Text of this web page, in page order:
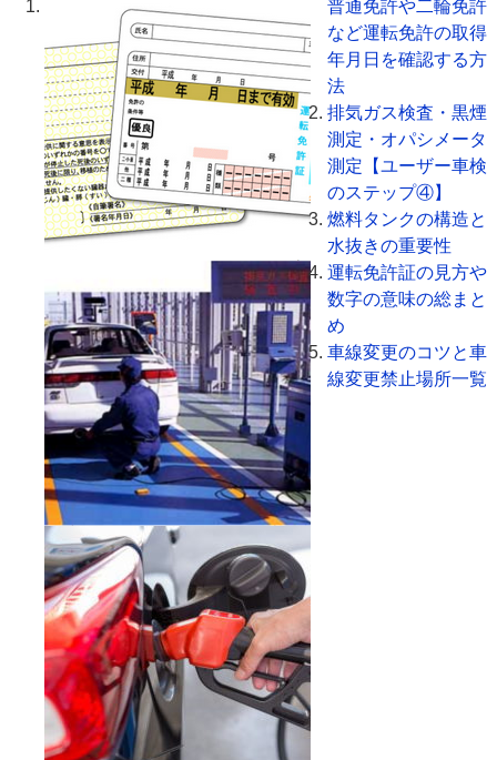
普通免許や二輪免許
など運転免許の取得
年月日を確認する方
法
排気ガス検査・黒煙
測定・オパシメータ
測定【ユーザー車検
のステップ④】
燃料タンクの構造と
水抜きの重要性
運転免許証の見方や
数字の意味の総まと
め
車線変更のコツと車
線変更禁止場所一覧